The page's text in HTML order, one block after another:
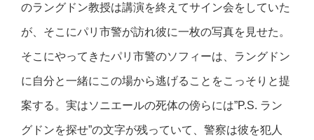
のラングドン教授は講演を終えてサイン会をしていた
が、そこにパリ市警が訪れ彼に一枚の写真を見せた。
そこにやってきたパリ市警のソフィーは、ラングドン
に自分と一緒にこの場から逃げることをこっそりと提
案する。実はソニエールの死体の傍らには”P.S. ラン
グドンを探せ”の文字が残っていて、警察は彼を犯人